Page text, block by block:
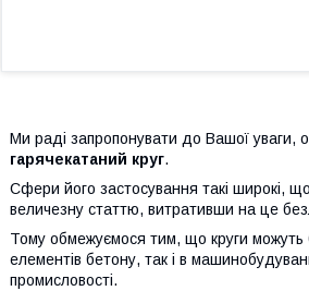
Ми раді запропонувати до Вашої уваги,
гарячекатаний круг.
Сфери його застосування такі широкі,
величезну статтю, витративши на це
Тому обмежуємося тим, що круги можуть
елементів бетону, так і в
промисловості.